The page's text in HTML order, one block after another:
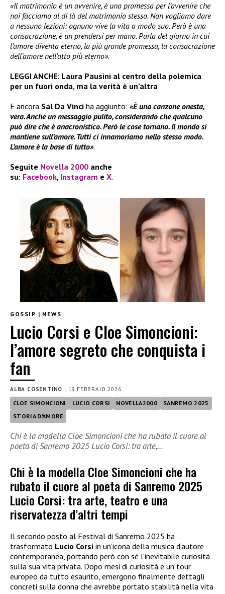
«Il matrimonio è un avvenire, è una promessa per l’avvenire che
noi facciamo al di là del matrimonio stesso. Non vogliamo dare
a nessuno lezioni: ognuno vive la vita a modo suo. Però è una
consacrazione, è un prendersi per mano. Parla del giorno in cui
l’amore diventa eterno, la più grande promessa, la consacrazione
dell’amore nell’atto più eterno».
LEGGI ANCHE: Laura Pausini al centro della polemica
per un fuori onda, ma la verità è un’altra
E ancora Sal Da Vinci ha aggiunto: «È una canzone onesta,
vera. Anche un messaggio pulito, considerando che qualcuno
può dire che è anacronistico. Però le cose tornano. Il mondo si
mantiene sull’amore. Tutti ci innamoriamo nello stesso modo.
L’amore è la base di tutto».
Seguite Novella 2000 anche
su: Facebook, Instagram e X.
GOSSIP | NEWS
Lucio Corsi e Cloe Simoncioni:
l’amore segreto che conquista i
fan
ALBA COSENTINO | 19 FEBBRAIO 2026
CLOE SIMONCIONI LUCIO CORSI NOVELLA2000
SANREMO 2025
STORIA D'AMORE
Chi è la modella Cloe Simoncioni che ha rubato il cuore al
poeta di Sanremo 2025 Lucio Corsi: tra arte,…
Chi è la modella Cloe Simoncioni che ha
rubato il cuore al poeta di Sanremo 2025
Lucio Corsi: tra arte, teatro e una
riservatezza d’altri tempi
Il secondo posto al Festival di Sanremo 2025 ha
trasformato Lucio Corsi in un’icona della musica d’autore
contemporanea, portando però con sé l’inevitabile curiosità
sulla sua vita privata. Dopo mesi di curiosità e un tour
europeo da tutto esaurito, emergono finalmente dettagli
concreti sulla donna che avrebbe portato stabilità nella vita